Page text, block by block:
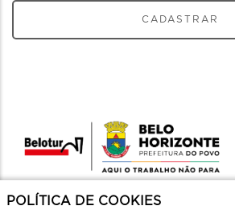
CADASTRAR
POLÍTICA DE COOKIES